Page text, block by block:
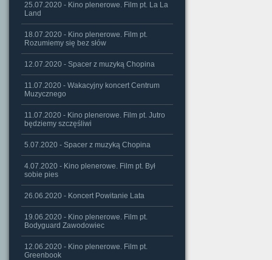
25.07.2020 - Kino plenerowe. Film pt. La La
Land
18.07.2020 - Kino plenerowe. Film pt.
Rozumiemy się bez słów
12.07.2020 - Spacer z muzyką Chopina
11.07.2020 - Wakacyjny koncert Centrum
Muzycznego
11.07.2020 - Kino plenerowe. Film pt. Jutro
będziemy szczęśliwi
5.07.2020 - Spacer z muzyką Chopina
4.07.2020 - Kino plenerowe. Film pt. Był
sobie pies
26.06.2020 - Koncert Powitanie Lata
19.06.2020 - Kino plenerowe. Film pt.
Bodyguard Zawodowiec
12.06.2020 - Kino plenerowe. Film pt.
Greenbook